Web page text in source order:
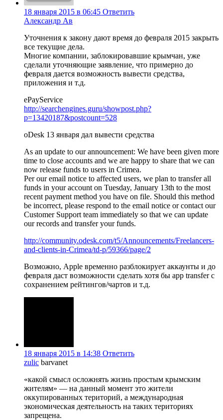
18 января 2015 в 06:45 Ответить
Александр Ав
Уточнения к закону дают время до февраля 2015 закрыть
все текущие дела.
Многие компании, заблокировавшие крымчан, уже
сделали уточняющие заявление, что примерно до
февраля дается возможность вывести средства,
приложения и т.д.
ePayService
http://searchengines.guru/showpost.php?
p=13420187&postcount=528
oDesk 13 января дал вывести средства
As an update to our announcement: We have been given more
time to close accounts and we are happy to share that we can
now release funds to users in Crimea.
Per our email notice to affected users, we plan to transfer all
funds in your account on Tuesday, January 13th to the most
recent payment method you have on file. Should this method
be incorrect, please respond to the email notice or contact our
Customer Support team immediately so that we can update
our records and transfer your funds.
http://community.odesk.com/t5/Announcements/Freelancers-
and-clients-in-Crimea/td-p/59366/page/2
Возможно, Apple временно разблокирует аккаунты и до
февраля даст возможности сделать хотя бы app transfer с
сохранением рейтингов/чартов и т.д.
18 января 2015 в 14:38 Ответить
zulic barvanet
«какой смысл осложнять жизнь простым крымским
жителям» — на данный момент это жители
оккупированных територий, а международная
экономическая деятельность на таких териториях
запрещена.